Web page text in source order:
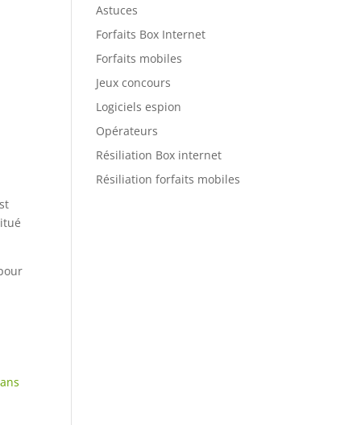
Astuces
Forfaits Box Internet
Forfaits mobiles
Jeux concours
Logiciels espion
Opérateurs
Résiliation Box internet
Résiliation forfaits mobiles